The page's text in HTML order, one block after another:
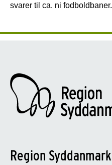
svarer til ca. ni fodboldbaner.
Region Syddanmark